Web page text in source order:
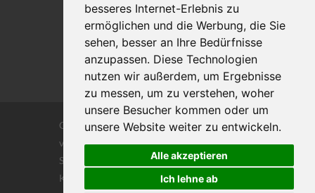
besseres Internet-Erlebnis zu
ermöglichen und die Werbung, die Sie
sehen, besser an Ihre Bedürfnisse
anzupassen. Diese Technologien
nutzen wir außerdem, um Ergebnisse
zu messen, um zu verstehen, woher
unsere Besucher kommen oder um
unsere Website weiter zu entwickeln.
Alle akzeptieren
Ich lehne ab
Copyrights © 2026 Alle Rechte vorbehalten
von DILIGENTIA Wirtschaftsprüfung- und
Steuerberatungsgesellschaft m.b. H. und Co
KG